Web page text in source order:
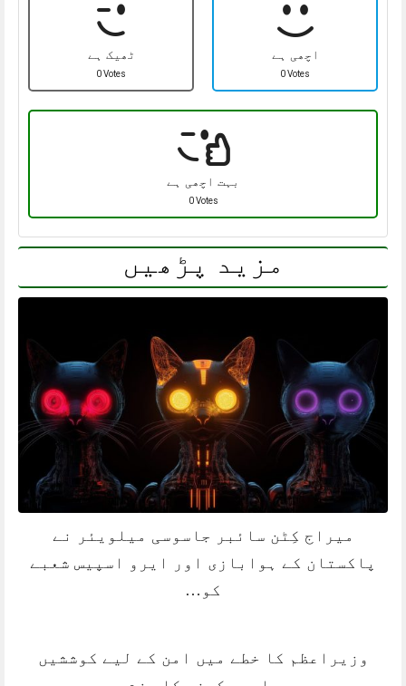
ٹھیک ہے
0 Votes
اچھی ہے
0 Votes
بہت اچھی ہے
0 Votes
مزید پڑھیں
میراج کِٹن سائبر جاسوسی میلویئر نے
پاکستان کے ہوابازی اور ایرو اسپیس شعبے
کو…
وزیراعظم کا خطے میں امن کے لیے کوششیں